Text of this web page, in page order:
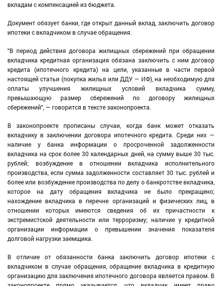
вкладам с компенсацией из бюджета.
Документ обязует банки, где открыт данный вклад, заключить договор
ипотеки с вкладчиком в случае обращения.
"В период действия договора жилищных сбережений при обращении
вкладчика кредитная организация обязана заключить с ним договор
кредита (ипотечного кредита) на цели, указанные в части первой
настоящей статьи (покупка жилья или ДДУ — ИФ), на необходимую для
оплаты улучшения жилищных условий вкладчика сумму,
превышающую размер сбережений по договору жилищных
сбережений", — говорится в тексте законопроекта.
В законопроекте прописаны случаи, когда банк может отказать
вкладчику в заключении договора ипотечного кредита. Среди них —
наличие у банка информации о просроченной задолженности
вкладчика на срок более 30 календарных дней, на сумму выше 30 тыс.
рублей; возбуждение в отношении вкладчика исполнительного
производства, если сумма задолженности составляет 30 тыс. рублей и
более или возбуждение производства по делу о банкротстве вкладчика,
которое на дату обращения вкладчика не было прекращено;
нахождение вкладчика в перечне организаций и физических лиц, в
отношении которых имеются сведения об их причастности к
экстремистской деятельности или терроризму; наличие у кредитной
организации информации о превышении значения показателя
долговой нагрузки заемщика.
В отличие от обязанности банка заключить договор ипотеки с
вкладчиком в случае обращения, обращение вкладчика в кредитную
организацию для заключения ипотечного договора является правом. В